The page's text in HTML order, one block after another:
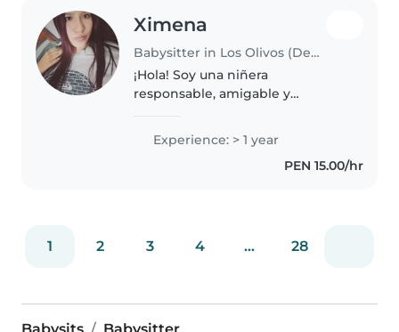
Ximena
Babysitter in Los Olivos (Departamento de Lima)
¡Hola! Soy una niñera
responsable, amigable y
experiencia cuidando niños en
edad de preescolar y primaria.
Me encanta dibujar, leer cuentos,
Experience: > 1 year
PEN 15.00/hr
1 2 3 4 ... 28